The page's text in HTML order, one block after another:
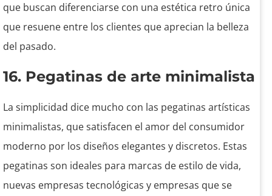
que buscan diferenciarse con una estética retro única
que resuene entre los clientes que aprecian la belleza
del pasado.
16. Pegatinas de arte minimalista
La simplicidad dice mucho con las pegatinas artísticas
minimalistas, que satisfacen el amor del consumidor
moderno por los diseños elegantes y discretos. Estas
pegatinas son ideales para marcas de estilo de vida,
nuevas empresas tecnológicas y empresas que se